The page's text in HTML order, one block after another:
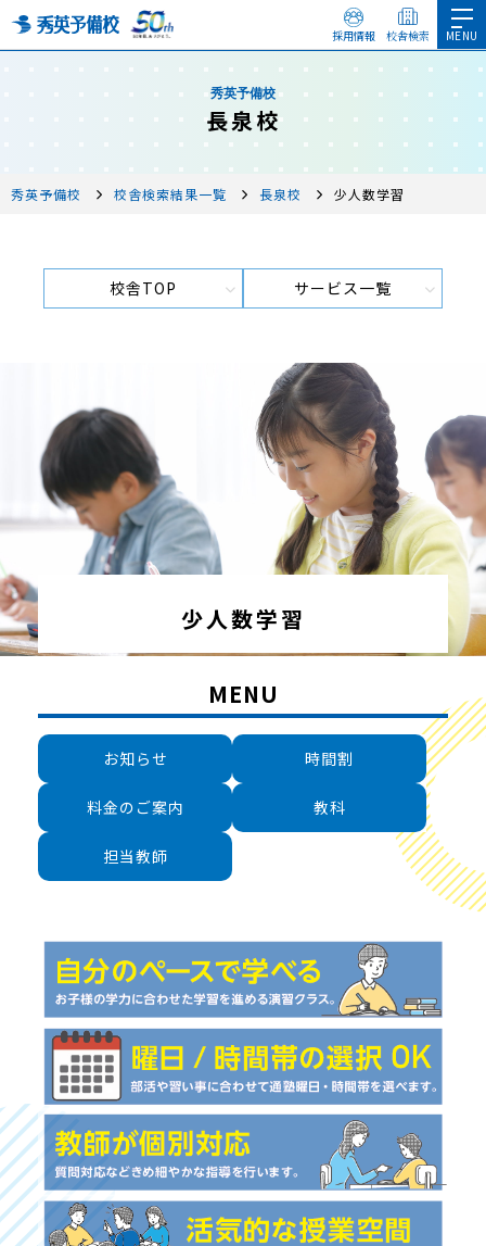
採用情報 校舎検索
秀英予備校
長泉校
秀英予備校 校舎検索結果一覧 長泉校 少人数学習
校舎TOP サービス一覧
少人数学習
MENU
お知らせ 時間割
料金のご案内 教科
担当教師